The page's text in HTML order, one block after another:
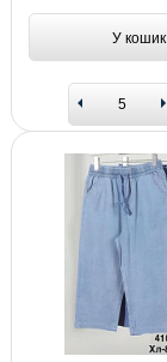
У кошик